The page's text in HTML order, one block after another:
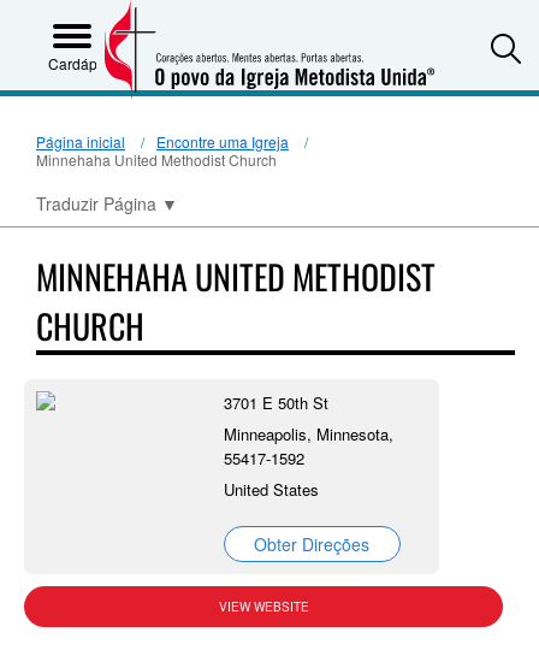
Cardápio
Página inicial
Encontre uma Igreja
Minnehaha United Methodist Church
Traduzir Página ▼
MINNEHAHA UNITED METHODIST
CHURCH
3701 E 50th St
Minneapolis, Minnesota,
55417-1592
United States
Obter Direções
VIEW WEBSITE